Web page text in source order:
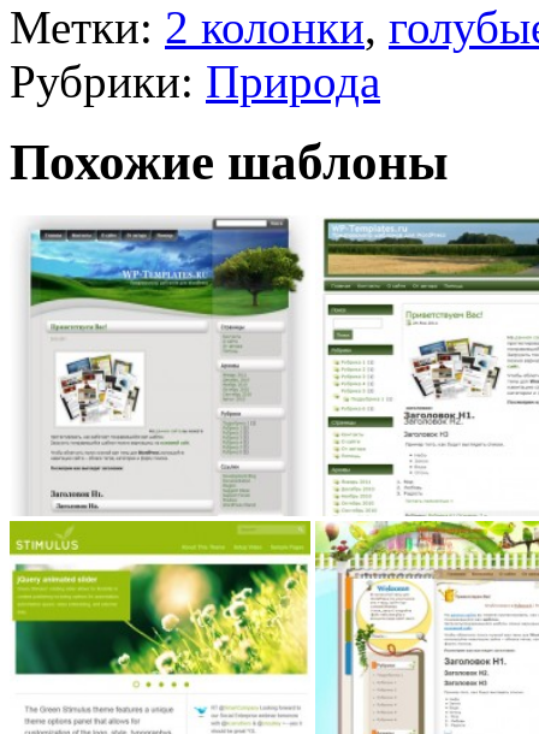
Метки: 2 колонки,
Рубрики: Природа
Похожие шаблоны